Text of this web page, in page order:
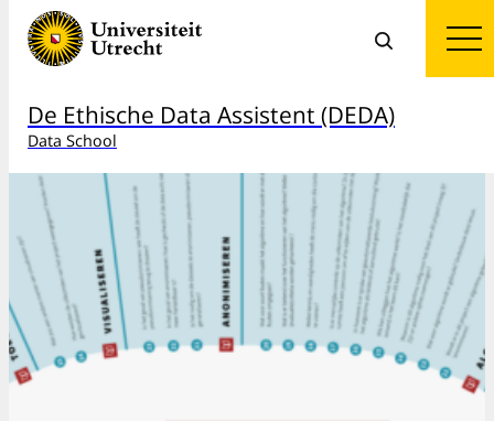
De Ethische Data Assistent (DEDA)
Data School